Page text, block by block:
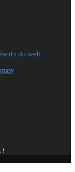
!